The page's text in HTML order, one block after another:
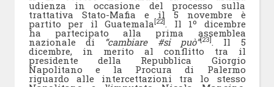
udienza in occasione del processo sulla
trattativa Stato-Mafia e il 5 novembre è
partito per il Guatemala[22] . Il 1º dicembre
ha partecipato alla prima assemblea
nazionale di “cambiare #si può”[23] . Il 5
dicembre, in merito al conflitto tra il
presidente della Repubblica Giorgio
Napolitano e la Procura di Palermo
riguardo alle intercettazioni tra lo stesso